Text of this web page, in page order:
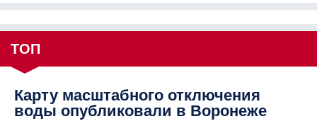
ТОП
Карту масштабного отключения
воды опубликовали в Воронеже